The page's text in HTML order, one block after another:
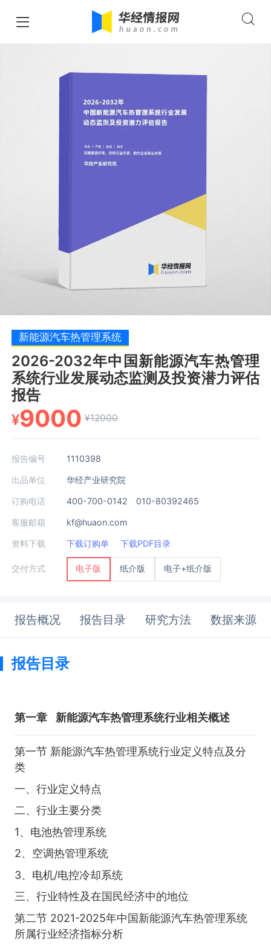
新能源汽车热管理系统
2026-2032年中国新能源汽车热管理
系统行业发展动态监测及投资潜力评估
报告
¥9000 ¥12000
报告编号 1110398
出品单位 华经产业研究院
订购电话 400-700-0142 010-80392465
客服邮箱 kf@huaon.com
资料下载 下载订购单 下载PDF目录
交付方式 电子版 纸介版 电子+纸介版
报告概况 报告目录 研究方法 数据来源
报告目录
第一章 新能源汽车热管理系统行业相关概述
第一节 新能源汽车热管理系统行业定义特点及分
类
一、行业定义特点
二、行业主要分类
1、电池热管理系统
2、空调热管理系统
3、电机/电控冷却系统
三、行业特性及在国民经济中的地位
第二节 2021-2025年中国新能源汽车热管理系统
所属行业经济指标分析